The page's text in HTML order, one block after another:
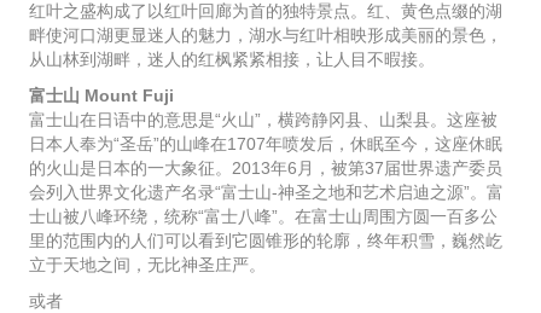
红叶之盛构成了以红叶回廊为首的独特景点。红、黄色点缀的湖
畔使河口湖更显迷人的魅力，湖水与红叶相映形成美丽的景色，
从山林到湖畔，迷人的红枫紧紧相接，让人目不暇接。
富士山 Mount Fuji
富士山在日语中的意思是“火山”，横跨静冈县、山梨县。这座被
日本人奉为“圣岳”的山峰在1707年喷发后，休眠至今，这座休眠
的火山是日本的一大象征。2013年6月，被第37届世界遗产委员
会列入世界文化遗产名录“富士山-神圣之地和艺术启迪之源”。富
士山被八峰环绕，统称“富士八峰”。在富士山周围方圆一百多公
里的范围内的人们可以看到它圆锥形的轮廓，终年积雪，巍然屹
立于天地之间，无比神圣庄严。
或者